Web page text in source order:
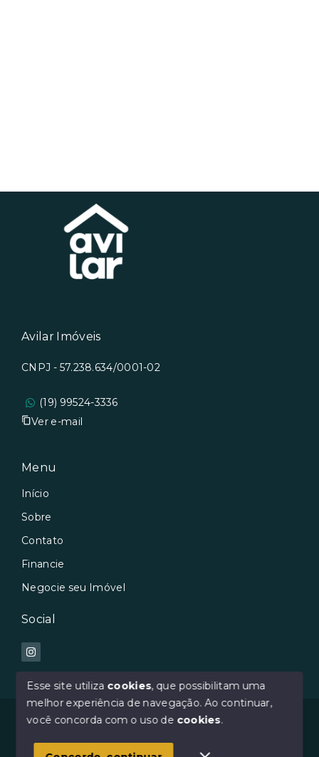
Avilar Imóveis
CNPJ - 57.238.634/0001-02
(19) 99524-3336
Ver e-mail
Menu
Início
Sobre
Contato
Financie
Negocie seu Imóvel
Social
© Copyright 2026 - Avilar Imóveis - Todos os direitos
Esse site utiliza cookies, que possibilitam uma
melhor experiência de navegação.Ao continuar,
você concorda com o uso de cookies.